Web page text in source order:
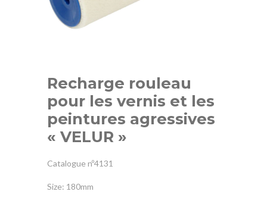
Recharge rouleau
pour les vernis et les
peintures agressives
« VELUR »
Catalogue nº4131
Size: 180mm